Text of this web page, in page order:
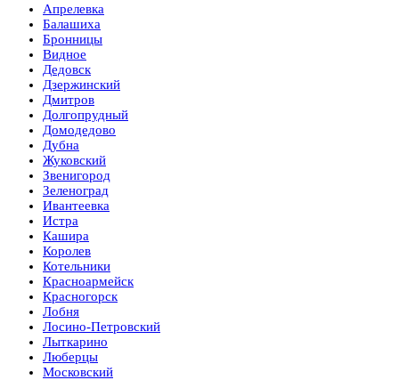
Апрелевка
Балашиха
Бронницы
Видное
Дедовск
Дзержинский
Дмитров
Долгопрудный
Домодедово
Дубна
Жуковский
Звенигород
Зеленоград
Ивантеевка
Истра
Кашира
Королев
Котельники
Красноармейск
Красногорск
Лобня
Лосино-Петровский
Лыткарино
Люберцы
Московский